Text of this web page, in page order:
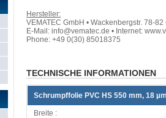
Hersteller:
VEMATEC GmbH • Wackenbergstr. 78-
E-Mail: info@vematec.de • Internet:
Phone: +49 0(30) 85018375
TECHNISCHE INFORMATIONEN
Schrumpffolie PVC HS 550 mm, 18
Breite :